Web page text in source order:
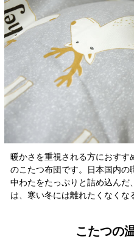
暖かさを重視される方におすす
のこたつ布団です。日本国内の
中わたをたっぷりと詰め込ん
は、寒い冬には離れたくなくな
こたつの